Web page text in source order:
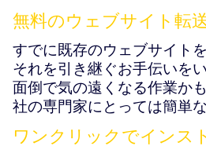
無料のウェブサイト転
すでに既存のウェブサイト
それを引き継ぐお手伝いを
面倒で気の遠くなる作業か
社の専門家にとっては簡単な
ワンクリックでインス